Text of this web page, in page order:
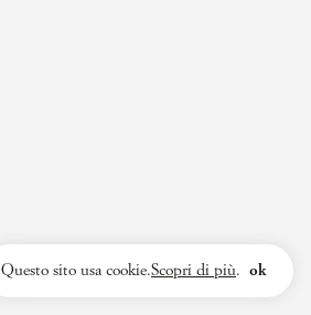
Questo sito usa cookie.Scopri di più. ok